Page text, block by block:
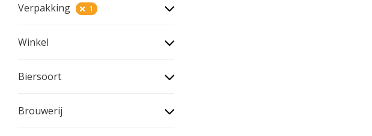
Verpakking 1
Winkel
Biersoort
Brouwerij